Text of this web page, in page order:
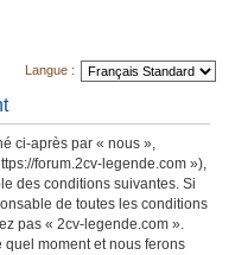
Langue :
ci-après par « nous »,
forum.2cv-legende.com »),
des conditions suivantes. Si
de toutes les conditions
pas « 2cv-legende.com ».
quel moment et nous ferons